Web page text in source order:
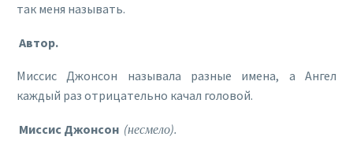
так меня называть.
Автор.
Миссис Джонсон называла разные имена, а Ангел
каждый раз отрицательно качал головой.
Миссис Джонсон (несмело).